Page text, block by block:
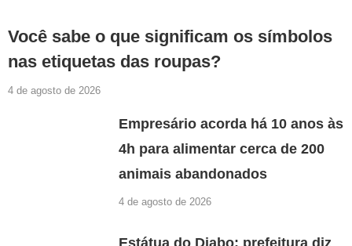
Você sabe o que significam os símbolos
nas etiquetas das roupas?
4 de agosto de 2026
Empresário acorda há 10 anos às
4h para alimentar cerca de 200
animais abandonados
4 de agosto de 2026